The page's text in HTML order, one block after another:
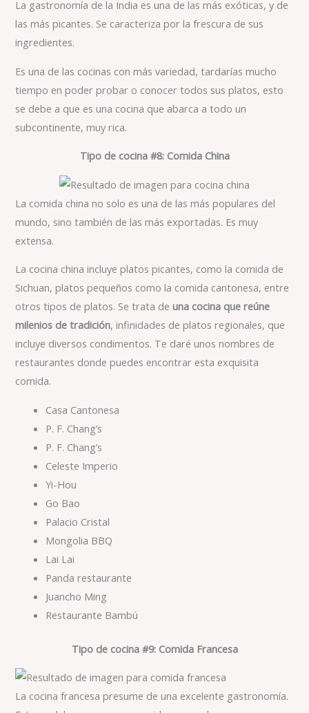
La gastronomía de la India es una de las más exóticas, y de
las más picantes. Se caracteriza por la frescura de sus
ingredientes.
Es una de las cocinas con más variedad, tardarías mucho
tiempo en poder probar o conocer todos sus platos, esto
se debe a que es una cocina que abarca a todo un
subcontinente, muy rica.
Tipo de cocina #8: Comida China
La comida china no solo es una de las más populares del
mundo, sino también de las más exportadas. Es muy
extensa.
La cocina china incluye platos picantes, como la comida de
Sichuan, platos pequeños como la comida cantonesa, entre
otros tipos de platos. Se trata deuna cocina que reúne
milenios de tradición, infinidades de platos regionales, que
incluye diversos condimentos. Te daré unos nombres de
restaurantes donde puedes encontrar esta exquisita
comida.
Casa Cantonesa
P. F. Chang’s
P. F. Chang’s
Celeste Imperio
Yi-Hou
Go Bao
Palacio Cristal
Mongolia BBQ
Lai Lai
Panda restaurante
Juancho Ming
Restaurante Bambú
Tipo de cocina #9: Comida Francesa
La cocina francesa presume de una excelente gastronomía.